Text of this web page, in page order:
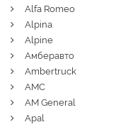
Alfa Romeo
Alpina
Alpine
Амберавто
Ambertruck
AMC
AM General
Apal